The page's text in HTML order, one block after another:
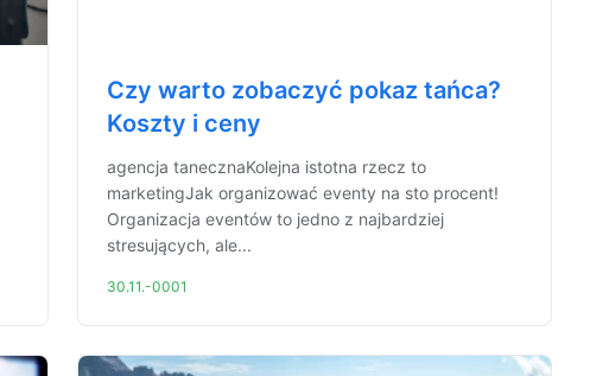
Czy warto zobaczyć pokaz tańca?
Koszty i ceny
agencja tanecznaKolejna istotna rzecz to
marketingJak organizować eventy na sto procent!
Organizacja eventów to jedno z najbardziej
stresujących, ale...
30.11.-0001